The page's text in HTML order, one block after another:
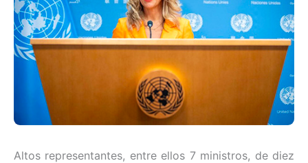
Altos representantes, entre ellos 7 ministros, de diez